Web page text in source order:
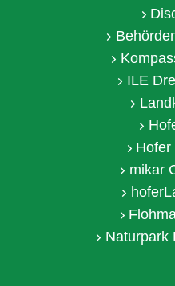
ILE
Hofer
mikar
Naturpark